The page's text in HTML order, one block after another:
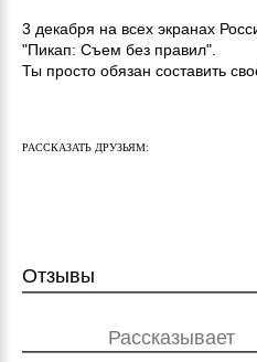
3 декабря на всех экранах
"Пикап: Съем без правил".
Ты просто обязан составить
РАССКАЗАТЬ ДРУЗЬЯМ:
Отзывы
Рассказывает